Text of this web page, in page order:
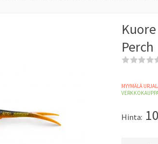
Perch
MYYMÄLÄ
Hinta: